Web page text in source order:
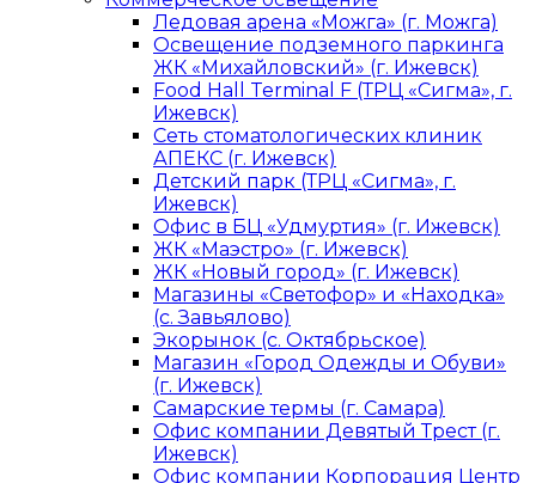
Ледовая арена «Можга» (г. Можга)
Освещение подземного паркинга
ЖК «Михайловский» (г. Ижевск)
Food Hall Terminal F (ТРЦ «Сигма», г.
Ижевск)
Сеть стоматологических клиник
АПЕКС (г. Ижевск)
Детский парк (ТРЦ «Сигма», г.
Ижевск)
Офис в БЦ «Удмуртия» (г. Ижевск)
ЖК «Маэстро» (г. Ижевск)
ЖК «Новый город» (г. Ижевск)
Магазины «Светофор» и «Находка»
(с. Завьялово)
Экорынок (с. Октябрьское)
Магазин «Город Одежды и Обуви»
(г. Ижевск)
Самарские термы (г. Самара)
Офис компании Девятый Трест (г.
Ижевск)
Офис компании Корпорация Центр